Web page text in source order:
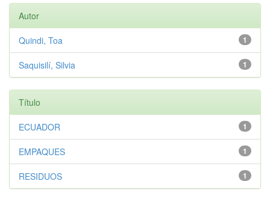
Autor
1
Quindi, Toa
1
Saquisilí, Silvia
Título
1
ECUADOR
1
EMPAQUES
1
RESIDUOS